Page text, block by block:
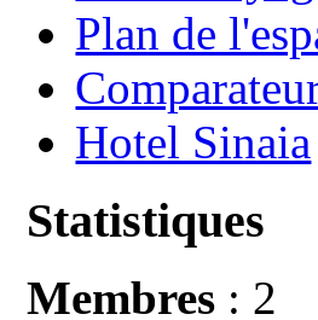
Plan de
Hotel Sinaia
Statistiques
Membres : 2